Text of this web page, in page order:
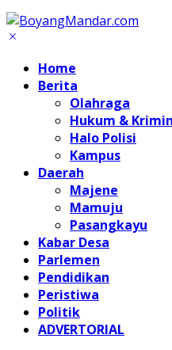
Home
Berita
Olahraga
Hukum &
Halo Polisi
Kampus
Daerah
Majene
Mamuju
Pasangkayu
Kabar Desa
Parlemen
Pendidikan
Peristiwa
Politik
ADVERTORIAL